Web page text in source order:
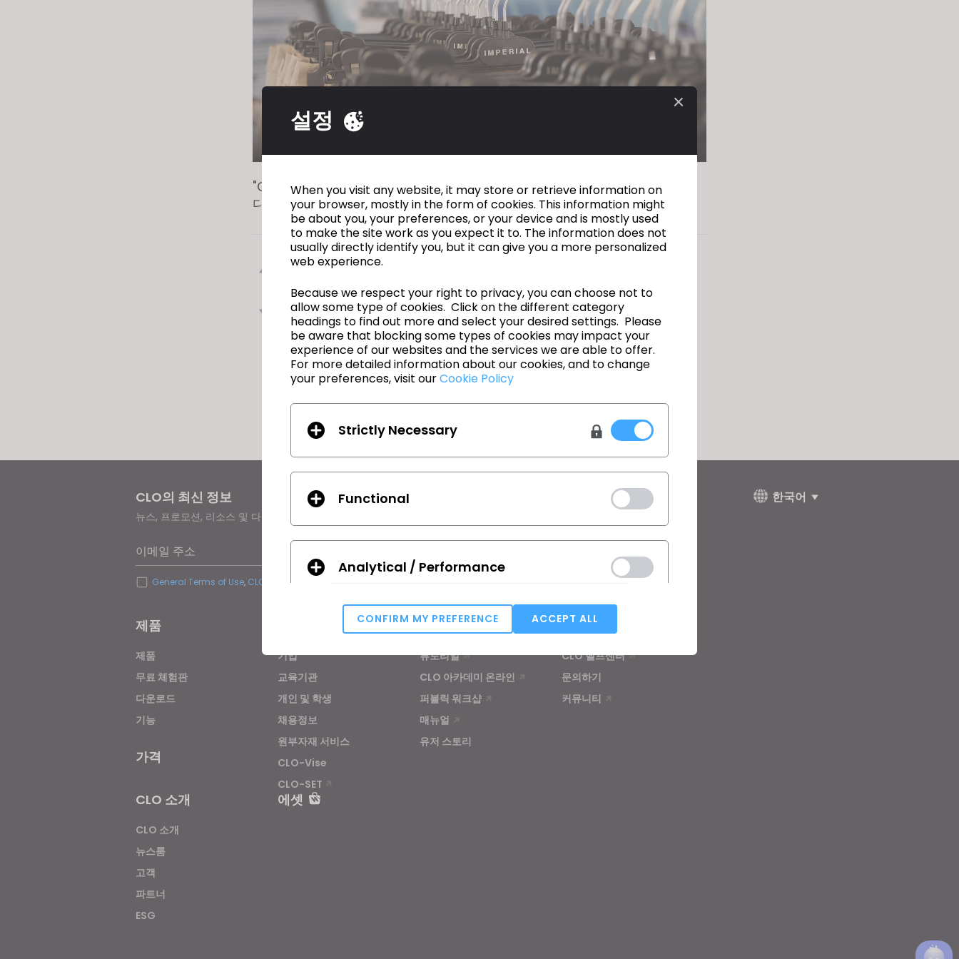
"CLO의 우수한 2D 기능성 덕분에, 패턴사들은 실시간으로 패턴의 양, 길이,
디테일 등을 조정할 수 있어요."
이전 ADIDAS
다음 Design School Kolding
돌아가기
CLO의 최신 정보
뉴스, 프로모션, 리소스 및 다양한 소식을 확인하세요.
이메일 주소
General Terms of Use, CLO Additional Terms
한국어
제품
제품
무료 체험판
다운로드
기능
가격
기업
교육기관
개인 및 학생
채용정보
원부자재 서비스
CLO-Vise
CLO-SET
학습
튜토리얼
CLO 아카데미 온라인
퍼블릭 워크샵
매뉴얼
유저 스토리
고객지원
CLO 헬프센터
문의하기
커뮤니티
CLO 소개
CLO 소개
뉴스룸
고객
파트너
ESG
에셋
설정
When you visit any website, it may store or retrieve information on
your browser, mostly in the form of cookies. This information might
be about you, your preferences, or your device and is mostly used
to make the site work as you expect it to. The information does not
usually directly identify you, but it can give you a more personalized
web experience.
Because we respect your right to privacy, you can choose not to
allow some type of cookies. Click on the different category
headings to find out more and select your desired settings. Please
be aware that blocking some types of cookies may impact your
experience of our websites and the services we are able to offer.
For more detailed information about our cookies, and to change
your preferences, visit ourCookie Policy
Strictly Necessary
Functional
Analytical / Performance
Targeting
If you reject all, some features might not function properly.Reject All
CONFIRM MY PREFERENCE ACCEPT ALL